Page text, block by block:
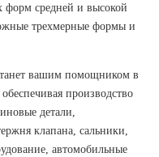
форм средней и высокой
трехмерные формы и
вашим помощником в
производство
детали,
клапана, сальники,
автомобильные